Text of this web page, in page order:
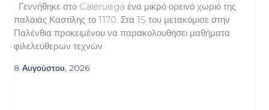
Γεννήθηκε στο Caleruega ένα μικρό ορεινό χωριό της
παλαιάς Καστίλης το 1170. Στα 15 του μετακόμισε στην
Παλένθια προκειμένου να παρακολουθήσει μαθήματα
φιλελεύθερων τεχνών
8 Αυγούστου, 2026